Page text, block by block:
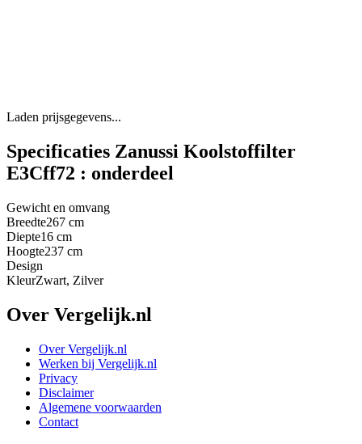
Laden prijsgegevens...
Specificaties Zanussi Koolstoffilter
E3Cff72 : onderdeel
Gewicht en omvang
Breedte267 cm
Diepte16 cm
Hoogte237 cm
Design
KleurZwart, Zilver
Over Vergelijk.nl
Over Vergelijk.nl
Werken bij Vergelijk.nl
Privacy
Disclaimer
Algemene voorwaarden
Contact